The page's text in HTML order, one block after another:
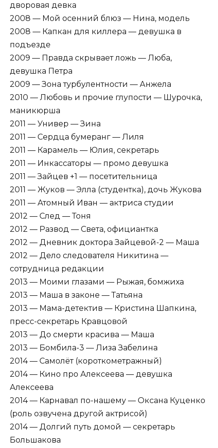
дворовая девка
2008 — Мой осенний блюз — Нина, модель
2008 — Капкан для киллера — девушка в
подъезде
2009 — Правда скрывает ложь — Люба,
девушка Петра
2009 — Зона турбулентности — Анжела
2010 — Любовь и прочие глупости — Шурочка,
маникюрша
2011 — Универ — Зина
2011 — Сердца бумеранг — Лиля
2011 — Карамель — Юлия, секретарь
2011 — Инкассаторы — промо девушка
2011 — Зайцев +1 — посетительница
2011 — Жуков — Элла (студентка), дочь Жукова
2011 — Атомный Иван — актриса студии
2012 — След — Тоня
2012 — Развод — Света, официантка
2012 — Дневник доктора Зайцевой-2 — Маша
2012 — Дело следователя Никитина —
сотрудница редакции
2013 — Моими глазами — Рыжая, бомжиха
2013 — Маша в законе — Татьяна
2013 — Мама-детектив — Кристина Шапкина,
пресс-секретарь Кравцовой
2013 — До смерти красива — Маша
2013 — Бомбила-3 — Лиза Забелина
2014 — Самолёт (короткометражный)
2014 — Кино про Алексеева — девушка
Алексеева
2014 — Карнавал по-нашему — Оксана Куценко
(роль озвучена другой актрисой)
2014 — Долгий путь домой — секретарь
Большакова